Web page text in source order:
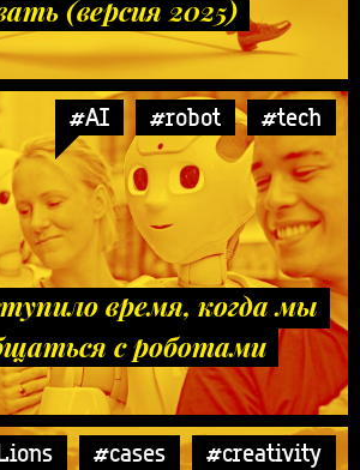
(версия 2025)
#AI #robot #tech
время, когда мы
с роботами
#cases #creativity